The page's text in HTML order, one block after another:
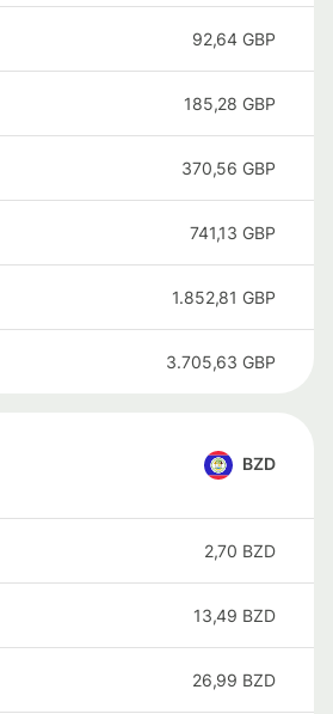
92,64 GBP
185,28 GBP
370,56 GBP
741,13 GBP
1.852,81 GBP
3.705,63 GBP
BZD
2,70 BZD
13,49 BZD
26,99 BZD